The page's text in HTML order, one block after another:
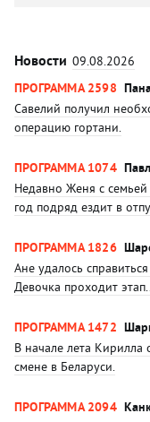
Новости 09.08.2026
ПРОГРАММА 2598
Савелий получил
операцию гортани.
ПРОГРАММА 1074
Недавно Женя с
год подряд ездит в
ПРОГРАММА 1826
Ане удалось
Девочка проходит
ПРОГРАММА 1472
В начале лета Кирилла
смене в Беларуси.
ПРОГРАММА 2094